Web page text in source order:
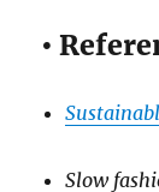
•
Slow